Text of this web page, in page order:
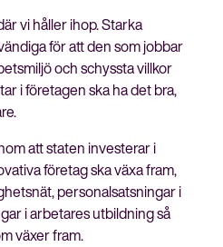
vi håller ihop. Starka
för att den som jobbar
och schyssta villkor
i företagen ska ha det bra,
att staten investerar i
företag ska växa fram,
personalsatsningar i
i arbetares utbildning så
växer fram.